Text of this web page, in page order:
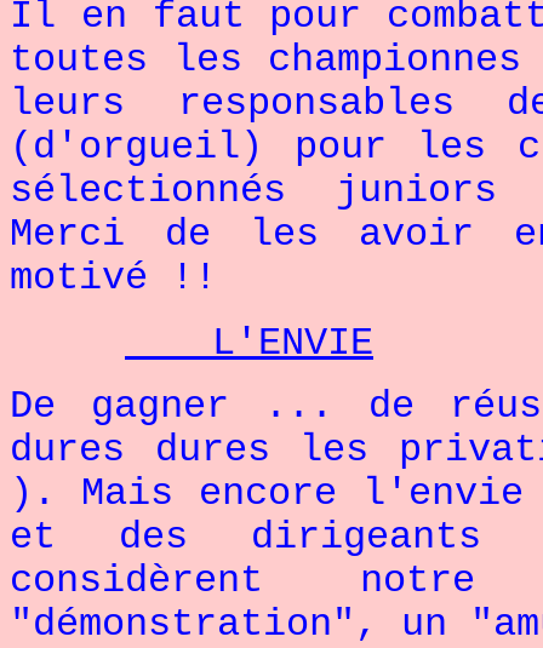
Il en faut pour
toutes les
leurs responsables
(d'orgueil) pour les
sélectionnés
Merci de les avoir
motivé !!
L'ENVIE
De gagner ... de
dures dures les
). Mais encore l'envie
et des dirigeants
considèrent
"démonstration", un